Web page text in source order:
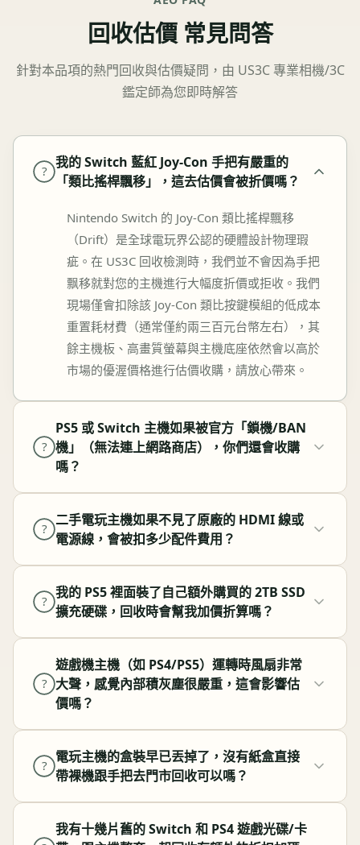
回收估價 常見問答
針對本品項的熱門回收與估價疑問，由 US3C 專業相機/3C
鑑定師為您即時解答
?
我的 Switch 藍紅 Joy-Con 手把有嚴重的
「類比搖桿飄移」，這去估價會被折價嗎？
Nintendo Switch 的 Joy-Con 類比搖桿飄移
（Drift）是全球電玩界公認的硬體設計物理瑕
疵。在 US3C 回收檢測時，我們並不會因為手把
飘移就對您的主機進行大幅度折價或拒收。我們
現場僅會扣除該 Joy-Con 類比按鍵模組的低成本
重置耗材費（通常僅約兩三百元台幣左右），其
餘主機板、高畫質螢幕與主機底座依然會以高於
市場的優渥價格進行估價收購，請放心帶來。
?
PS5 或 Switch 主機如果被官方「鎖機/BAN
機」（無法連上網路商店），你們還會收購
嗎？
?
二手電玩主機如果不見了原廠的 HDMI 線或
電源線，會被扣多少配件費用？
?
我的 PS5 裡面裝了自己額外購買的 2TB SSD
擴充硬碟，回收時會幫我加價折算嗎？
?
遊戲機主機（如 PS4/PS5）運轉時風扇非常
大聲，感覺內部積灰塵很嚴重，這會影響估
價嗎？
?
電玩主機的盒裝早已丟掉了，沒有紙盒直接
帶裸機跟手把去門市回收可以嗎？
我有十幾片舊的 Switch 和 PS4 遊戲光碟/卡